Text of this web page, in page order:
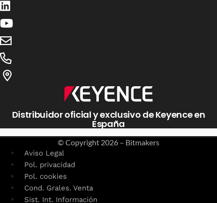
Distribuidor oficial y exclusivo de Keyence en
España
© Copyright 2026 – Bitmakers
Aviso Legal
Pol. privacidad
Pol. cookies
Cond. Grales. Venta
Sist. Int. Información